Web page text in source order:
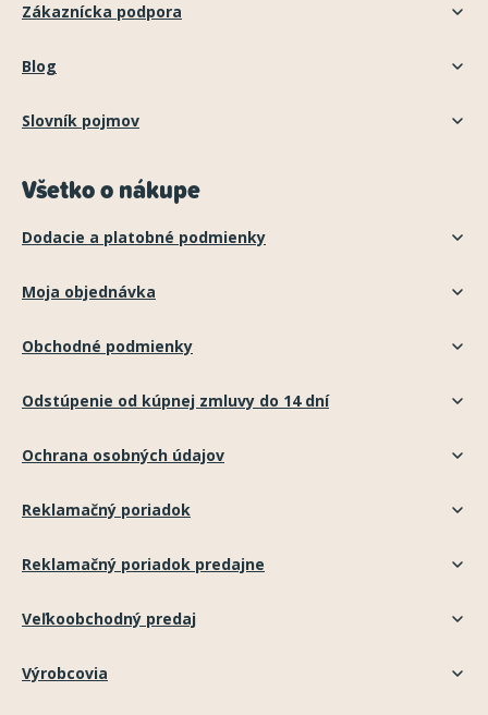
Zákaznícka podpora
Blog
Slovník pojmov
Všetko o nákupe
Dodacie a platobné podmienky
Moja objednávka
Obchodné podmienky
Odstúpenie od kúpnej zmluvy do 14 dní
Ochrana osobných údajov
Reklamačný poriadok
Reklamačný poriadok predajne
Veľkoobchodný predaj
Výrobcovia